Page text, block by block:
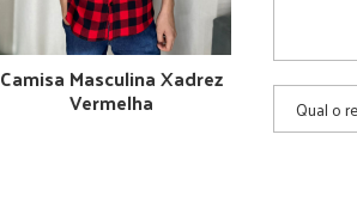
Camisa Masculina Xadrez
Vermelha